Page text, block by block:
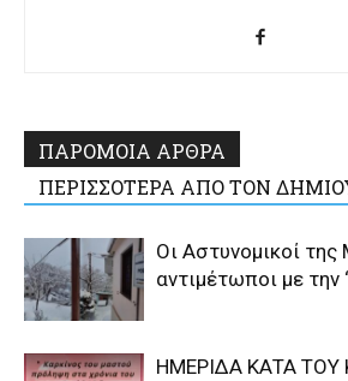
ΠΑΡΟΜΟΙΑ ΑΡΘΡΑ
ΠΕΡΙΣΣΟΤΕΡΑ ΑΠΟ ΤΟΝ
Οι Αστυνομικοί
αντιμέτωποι με
ΗΜΕΡΙΔΑ ΚΑΤΑ ΤΟΥ